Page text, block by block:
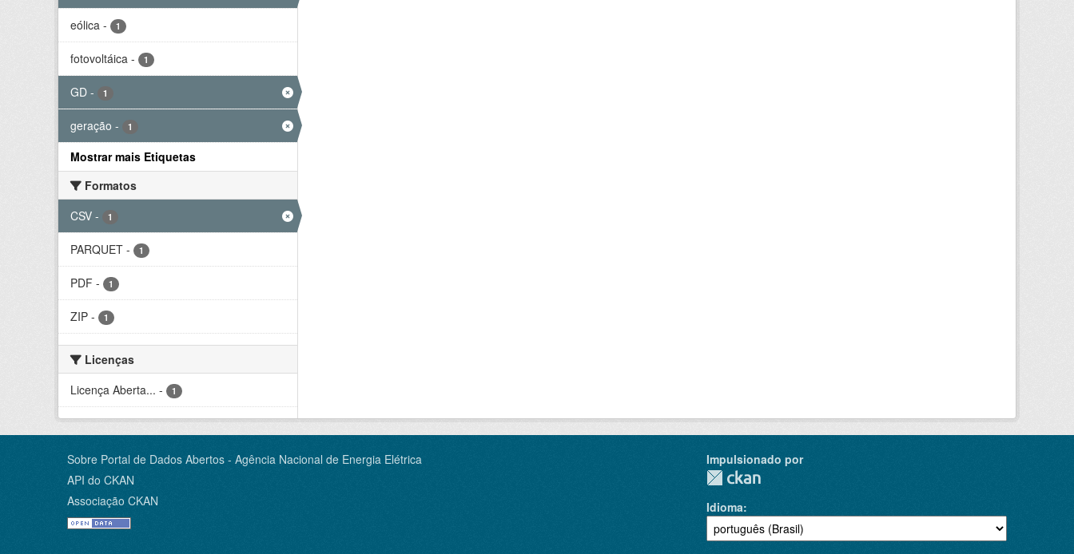
eólica - 1
fotovoltáica - 1
GD - 1
geração - 1
Mostrar mais Etiquetas
Formatos
CSV - 1
PARQUET - 1
PDF - 1
ZIP - 1
Licenças
Licença Aberta... - 1
Sobre Portal de Dados Abertos - Agência Nacional de Energia Elétrica
API do CKAN
Associação CKAN
Impulsionado por
Idioma